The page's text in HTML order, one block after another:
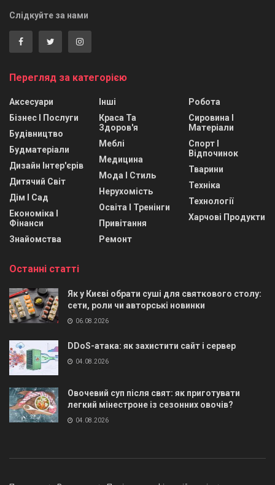
Слідкуйте за нами
Перегляд за категорією
Аксесуари
Бізнес І Послуги
Будівництво
Будматеріали
Дизайн Інтер'єрів
Дитячий Світ
Дім І Сад
Економіка І
Фінанси
Знайомства
Інші
Краса Та
Здоров'я
Меблі
Медицина
Мода І Стиль
Нерухомість
Освіта І Тренінги
Привітання
Ремонт
Робота
Сировина І
Матеріали
Спорт І
Відпочинок
Тварини
Техніка
Технології
Харчові Продукти
Останні статті
Як у Києві обрати суші для святкового столу:
сети, роли чи авторські новинки
06.08.2026
DDoS-атака: як захистити сайт і сервер
04.08.2026
Овочевий суп після свят: як приготувати
легкий мінестроне із сезонних овочів?
04.08.2026